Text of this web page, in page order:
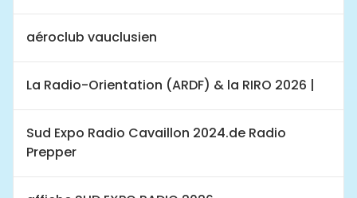
aéroclub vauclusien
La Radio-Orientation (ARDF) & la RIRO 2026 |
Sud Expo Radio Cavaillon 2024.de Radio
Prepper